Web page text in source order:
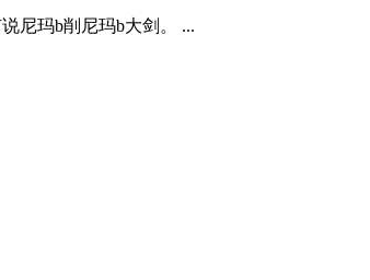
尼玛b削尼玛b大剑。 ...